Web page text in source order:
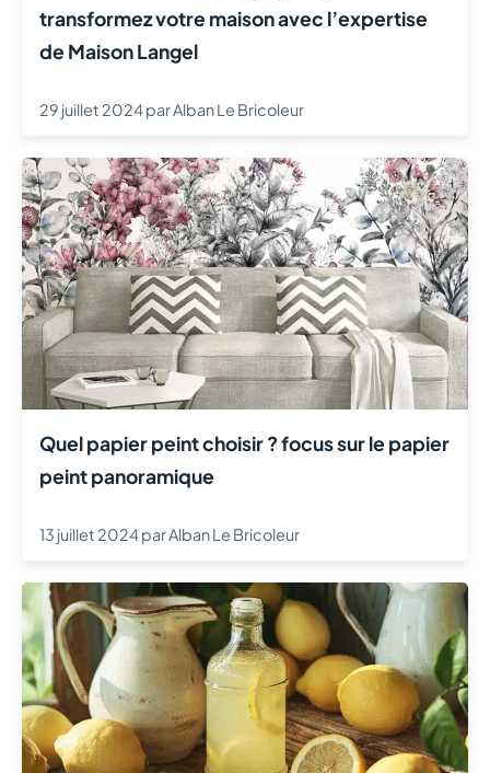
transformez votre maison avec l’expertise
de Maison Langel
29 juillet 2024parAlban Le Bricoleur
Quel papier peint choisir ? focus sur le papier
peint panoramique
13 juillet 2024parAlban Le Bricoleur